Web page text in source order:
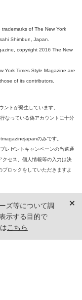
of The New York
Shimbun, Japan.
copyright 2016 The New
York Times Style Magazine are
of its contributors.
トが発生しています。
なっている偽アカウントに十分
のみです。
レゼントキャンペーンの当選通
クセス、個人情報等の入力は決
ロックをしていただきますよ
。ただし、2021年3月18日以前に公開し
が含まれておりませんのでご注意くだ
ズ等について調
示する目的で
こちら